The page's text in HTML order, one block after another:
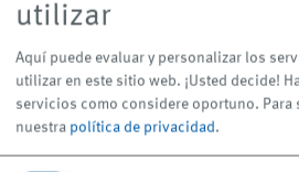
utilizar
Aquí puede evaluar y personalizar los
utilizar en este sitio web. ¡Usted decide!
servicios como considere oportuno. Para
nuestra política de privacidad.